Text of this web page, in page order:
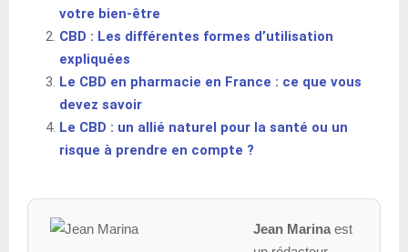
votre bien-être
CBD : Les différentes formes d’utilisation
expliquées
Le CBD en pharmacie en France : ce que vous
devez savoir
Le CBD : un allié naturel pour la santé ou un
risque à prendre en compte ?
Jean Marinaest